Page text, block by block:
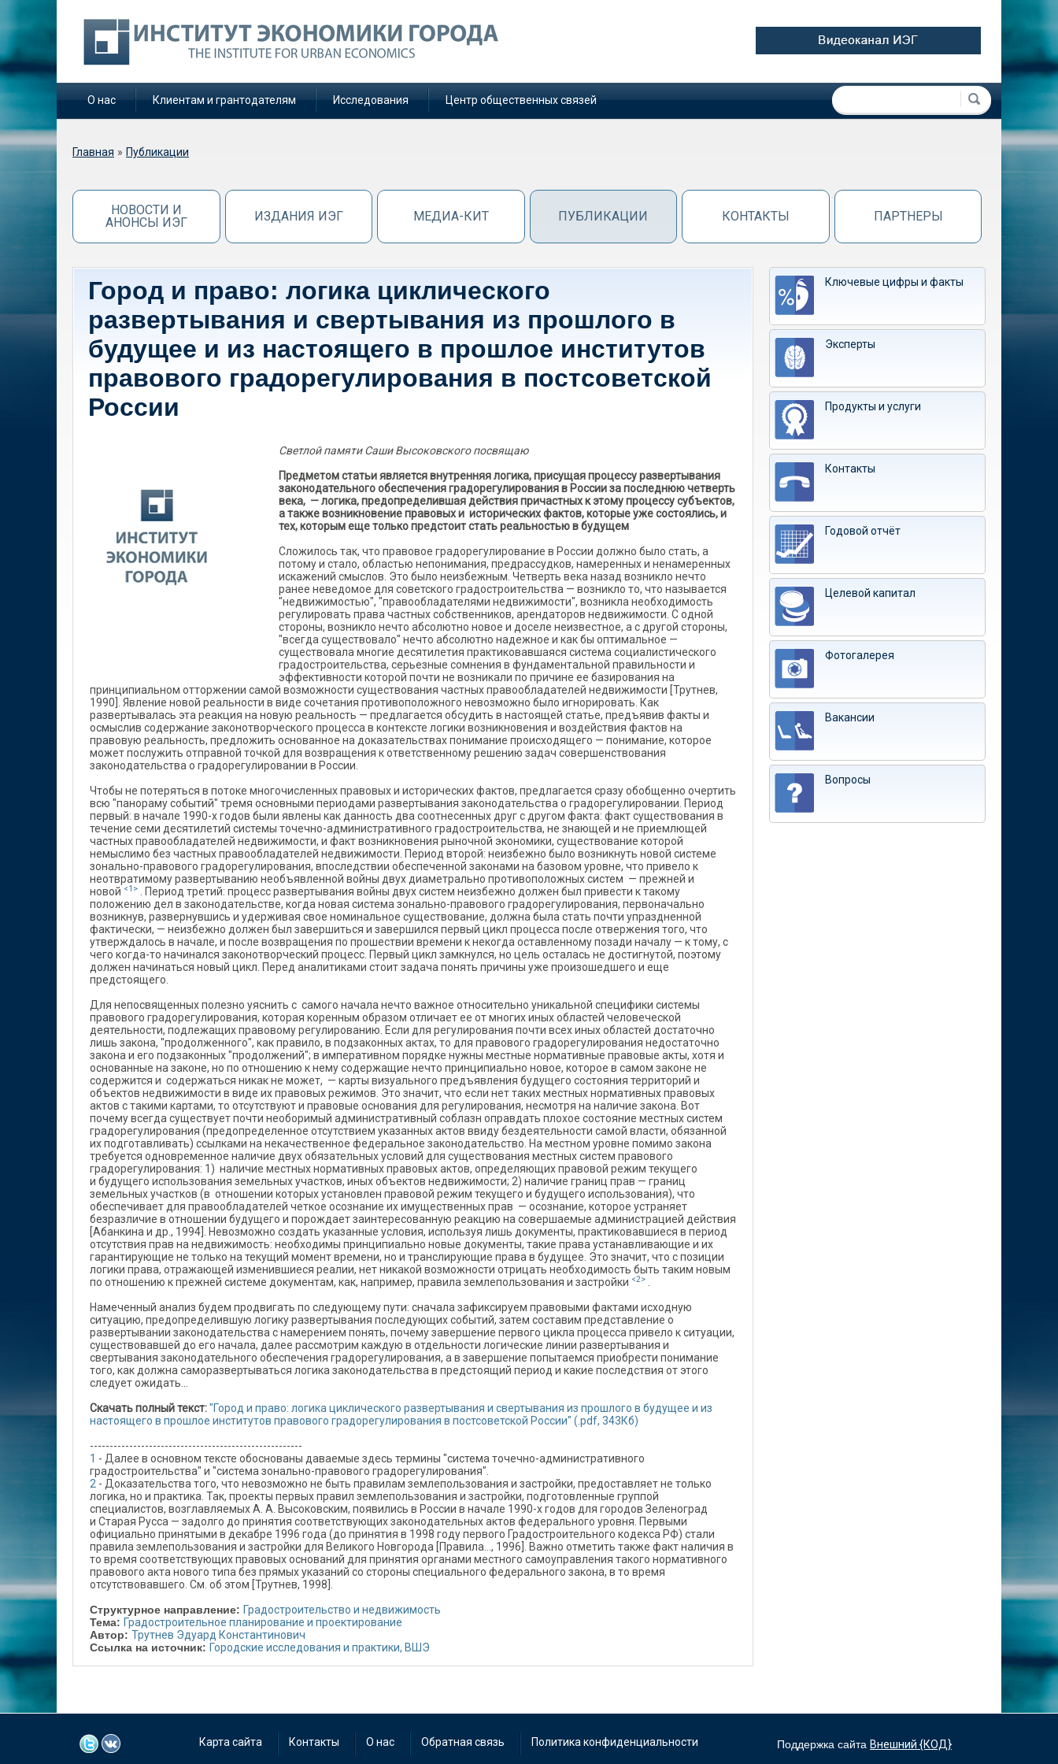
О нас Клиентам и грантодателям Исследования Центр общественных связей Форма поиска
Поиск
Вы здесь
Главная » Публикации
НОВОСТИ И
АНОНСЫ ИЭГ
ИЗДАНИЯ ИЭГ МЕДИА-КИТ ПУБЛИКАЦИИ КОНТАКТЫ ПАРТНЕРЫ
Город и право: логика циклического
развертывания и свертывания из прошлого в
будущее и из настоящего в прошлое институтов
правового градорегулирования в постсоветской
России
Светлой памяти Саши Высоковского посвящаю
Предметом статьи является внутренняя логика, присущая процессу развертывания
законодательного обеспечения градорегулирования в России за последнюю четверть
века, — логика, предопределившая действия причастных к этому процессу субъектов,
а также возникновение правовых и исторических фактов, которые уже состоялись, и
тех, которым еще только предстоит стать реальностью в будущем
Сложилось так, что правовое градорегулирование в России должно было стать, а
потому и стало, областью непонимания, предрассудков, намеренных и ненамеренных
искажений смыслов. Это было неизбежным. Четверть века назад возникло нечто
ранее неведомое для советского градостроительства — возникло то, что называется
"недвижимостью", "правообладателями недвижимости", возникла необходимость
регулировать права частных собственников, арендаторов недвижимости. С одной
стороны, возникло нечто абсолютно новое и доселе неизвестное, а с другой стороны,
"всегда существовало" нечто абсолютно надежное и как бы оптимальное —
существовала многие десятилетия практиковавшаяся система социалистического
градостроительства, серьезные сомнения в фундаментальной правильности и
эффективности которой почти не возникали по причине ее базирования на
принципиальном отторжении самой возможности существования частных правообладателей недвижимости [Трутнев,
1990]. Явление новой реальности в виде сочетания противоположного невозможно было игнорировать. Как
развертывалась эта реакция на новую реальность — предлагается обсудить в настоящей статье, предъявив факты и
осмыслив содержание законотворческого процесса в контексте логики возникновения и воздействия фактов на
правовую реальность, предложить основанное на доказательствах понимание происходящего — понимание, которое
может послужить отправной точкой для возвращения к ответственному решению задач совершенствования
законодательства о градорегулировании в России.
Чтобы не потеряться в потоке многочисленных правовых и исторических фактов, предлагается сразу обобщенно очертить
всю "панораму событий" тремя основными периодами развертывания законодательства о градорегулировании. Период
первый: в начале 1990-х годов были явлены как данность два соотнесенных друг с другом факта: факт существования в
течение семи десятилетий системы точечно-административного градостроительства, не знающей и не приемлющей
частных правообладателей недвижимости, и факт возникновения рыночной экономики, существование которой
немыслимо без частных правообладателей недвижимости. Период второй: неизбежно было возникнуть новой системе
зонально-правового градорегулирования, впоследствии обеспеченной законами на базовом уровне, что привело к
неотвратимому развертыванию необъявленной войны двух диаметрально противоположных систем — прежней и
новой <1>
. Период третий: процесс развертывания войны двух систем неизбежно должен был привести к такому
положению дел в законодательстве, когда новая система зонально-правового градорегулирования, первоначально
возникнув, развернувшись и удерживая свое номинальное существование, должна была стать почти упраздненной
фактически, — неизбежно должен был завершиться и завершился первый цикл процесса после отвержения того, что
утверждалось в начале, и после возвращения по прошествии времени к некогда оставленному позади началу — к тому, с
чего когда-то начинался законотворческий процесс. Первый цикл замкнулся, но цель осталась не достигнутой, поэтому
должен начинаться новый цикл. Перед аналитиками стоит задача понять причины уже произошедшего и еще
предстоящего.
Для непосвященных полезно уяснить с самого начала нечто важное относительно уникальной специфики системы
правового градорегулирования, которая коренным образом отличает ее от многих иных областей человеческой
деятельности, подлежащих правовому регулированию. Если для регулирования почти всех иных областей достаточно
лишь закона, "продолженного", как правило, в подзаконных актах, то для правового градорегулирования недостаточно
закона и его подзаконных "продолжений"; в императивном порядке нужны местные нормативные правовые акты, хотя и
основанные на законе, но по отношению к нему содержащие нечто принципиально новое, которое в самом законе не
содержится и содержаться никак не может, — карты визуального предъявления будущего состояния территорий и
объектов недвижимости в виде их правовых режимов. Это значит, что если нет таких местных нормативных правовых
актов с такими картами, то отсутствуют и правовые основания для регулирования, несмотря на наличие закона. Вот
почему всегда существует почти необоримый административный соблазн оправдать плохое состояние местных систем
градорегулирования (предопределенное отсутствием указанных актов ввиду бездеятельности самой власти, обязанной
их подготавливать) ссылками на некачественное федеральное законодательство. На местном уровне помимо закона
требуется одновременное наличие двух обязательных условий для существования местных систем правового
градорегулирования: 1) наличие местных нормативных правовых актов, определяющих правовой режим текущего
и будущего использования земельных участков, иных объектов недвижимости; 2) наличие границ прав — границ
земельных участков (в отношении которых установлен правовой режим текущего и будущего использования), что
обеспечивает для правообладателей четкое осознание их имущественных прав — осознание, которое устраняет
безразличие в отношении будущего и порождает заинтересованную реакцию на совершаемые администрацией действия
[Абанкина и др., 1994]. Невозможно создать указанные условия, используя лишь документы, практиковавшиеся в период
отсутствия прав на недвижимость: необходимы принципиально новые документы, такие права устанавливающие и их
гарантирующие не только на текущий момент времени, но и транслирующие права в будущее. Это значит, что с позиции
логики права, отражающей изменившиеся реалии, нет никакой возможности отрицать необходимость быть таким новым
по отношению к прежней системе документам, как, например, правила землепользования и застройки <2>
Намеченный анализ будем продвигать по следующему пути: сначала зафиксируем правовыми фактами исходную
ситуацию, предопределившую логику развертывания последующих событий, затем составим представление о
развертывании законодательства с намерением понять, почему завершение первого цикла процесса привело к ситуации,
существовавшей до его начала, далее рассмотрим каждую в отдельности логические линии развертывания и
свертывания законодательного обеспечения градорегулирования, а в завершение попытаемся приобрести понимание
того, как должна саморазвертываться логика законодательства в предстоящий период и какие последствия от этого
следует ожидать...
Скачать полный текст:"Город и право: логика циклического развертывания и свертывания из прошлого в будущее и из
настоящего в прошлое институтов правового градорегулирования в постсоветской России" (.pdf, 343Кб)
------------------------------------------------------
1 - Далее в основном тексте обоснованы даваемые здесь термины "система точечно-административного
градостроительства" и "система зонально-правового градорегулирования".
2 - Доказательства того, что невозможно не быть правилам землепользования и застройки, предоставляет не только
логика, но и практика. Так, проекты первых правил землепользования и застройки, подготовленные группой
специалистов, возглавляемых А. А. Высоковским, появились в России в начале 1990-х годов для городов Зеленоград
и Старая Русса — задолго до принятия соответствующих законодательных актов федерального уровня. Первыми
официально принятыми в декабре 1996 года (до принятия в 1998 году первого Градостроительного кодекса РФ) стали
правила землепользования и застройки для Великого Новгорода [Правила…, 1996]. Важно отметить также факт наличия в
то время соответствующих правовых оснований для принятия органами местного самоуправления такого нормативного
правового акта нового типа без прямых указаний со стороны специального федерального закона, в то время
отсутствовавшего. См. об этом [Трутнев, 1998].
Структурное направление: Градостроительство и недвижимость
Тема: Градостроительное планирование и проектирование
Автор: Трутнев Эдуард Константинович
Ссылка на источник: Городские исследования и практики, ВШЭ
Ключевые цифры и факты
Эксперты
Продукты и услуги
Контакты
Годовой отчёт
Целевой капитал
Фотогалерея
Вакансии
Вопросы
Карта сайта Контакты О нас Обратная связь Политика конфиденциальности Поддержка сайта Внешний {КОД}